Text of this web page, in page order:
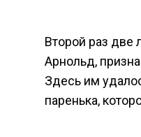
Второй раз две
Арнольд,
Здесь им
паренька,